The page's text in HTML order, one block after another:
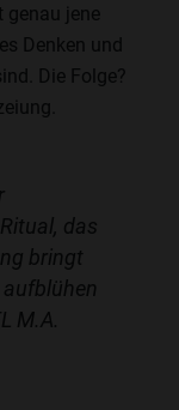
genau jene
Denken und
Die Folge?
das
bringt
M.A.